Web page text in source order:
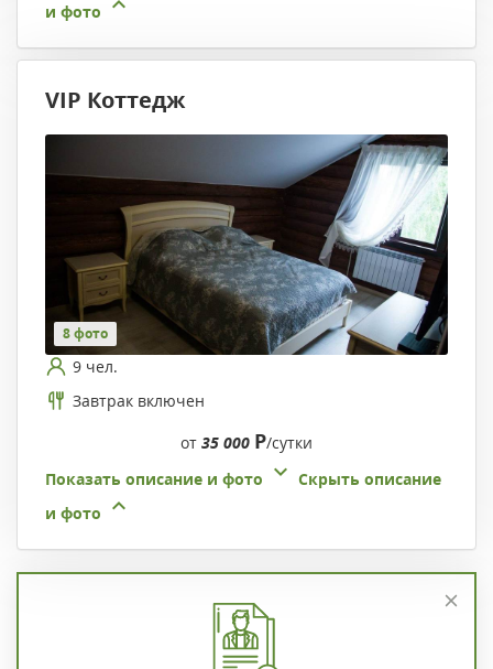
и фото
VIP Коттедж
8 фото
9 чел.
Завтрак включен
от 35 000 Р/сутки
Показать описание и фото
Скрыть описание
и фото